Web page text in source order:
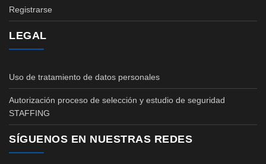
Registrarse
LEGAL
Uso de tratamiento de datos personales
Autorización proceso de selección y estudio de seguridad
STAFFING
SÍGUENOS EN NUESTRAS REDES